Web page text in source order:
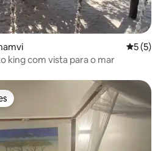
5 de
5 (5)
king com vista para o mar